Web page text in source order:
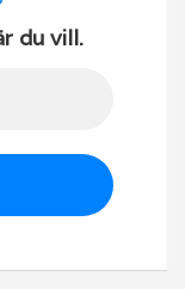
du vill.